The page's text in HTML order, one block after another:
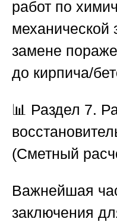
работ по
механической
замене
до кирпича/
📊 Раздел 7.
(Сметный
Важнейшая
заключения